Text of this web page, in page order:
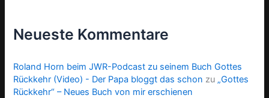
Neueste Kommentare
Roland Horn beim JWR-Podcast zu seinem Buch Gottes
Rückkehr (Video) - Der Papa bloggt das schon zu „Gottes
Rückkehr“ – Neues Buch von mir erschienen